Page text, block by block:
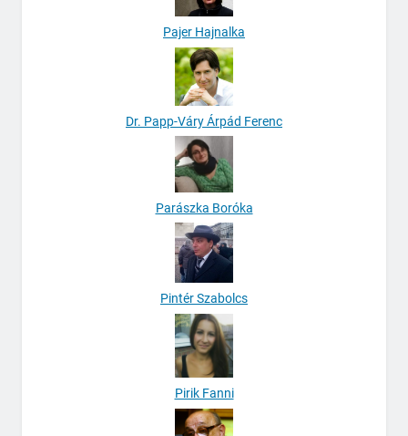
Pajer Hajnalka
Dr. Papp-Váry Árpád Ferenc
Parászka Boróka
Pintér Szabolcs
Pirik Fanni